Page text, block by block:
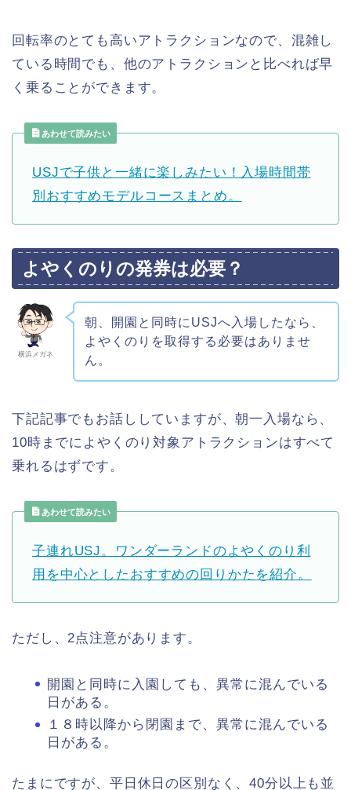
回転率のとても高いアトラクションなので、混雑し
ている時間でも、他のアトラクションと比べれば早
く乗ることができます。
あわせて読みたい
USJで子供と一緒に楽しみたい！入場時間帯
別おすすめモデルコースまとめ。
よやくのりの発券は必要？
横浜メガネ
朝、開園と同時にUSJへ入場したなら、
よやくのりを取得する必要はありませ
ん。
下記記事でもお話ししていますが、朝一入場なら、
10時までによやくのり対象アトラクションはすべて
乗れるはずです。
あわせて読みたい
子連れUSJ。ワンダーランドのよやくのり利
用を中心としたおすすめの回りかたを紹介。
ただし、2点注意があります。
開園と同時に入園しても、異常に混んでいる
日がある。
１８時以降から閉園まで、異常に混んでいる
日がある。
たまにですが、平日休日の区別なく、40分以上も並